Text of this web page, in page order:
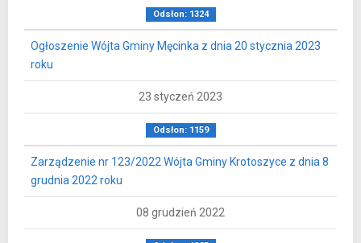
Odsłon: 1324
Ogłoszenie Wójta Gminy Męcinka z dnia 20 stycznia 2023
roku
23 styczeń 2023
Odsłon: 1159
Zarządzenie nr 123/2022 Wójta Gminy Krotoszyce z dnia 8
grudnia 2022 roku
08 grudzień 2022